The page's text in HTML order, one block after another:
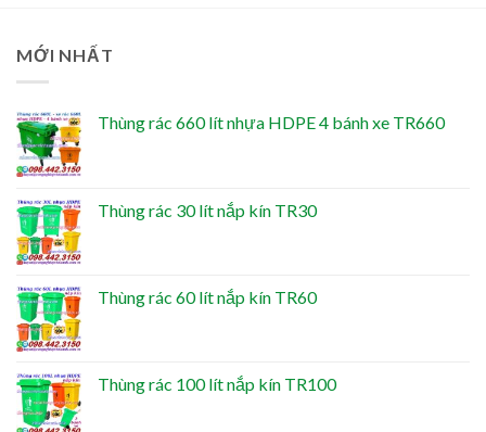
MỚI NHẤT
Thùng rác 660 lít nhựa HDPE 4 bánh xe TR660
Thùng rác 30 lít nắp kín TR30
Thùng rác 60 lít nắp kín TR60
Thùng rác 100 lít nắp kín TR100